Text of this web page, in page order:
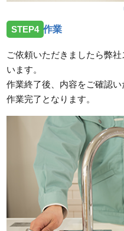
STEP4 作業
ご依頼いただきましたら弊
います。
作業終了後、内容をご確認
作業完了となります。